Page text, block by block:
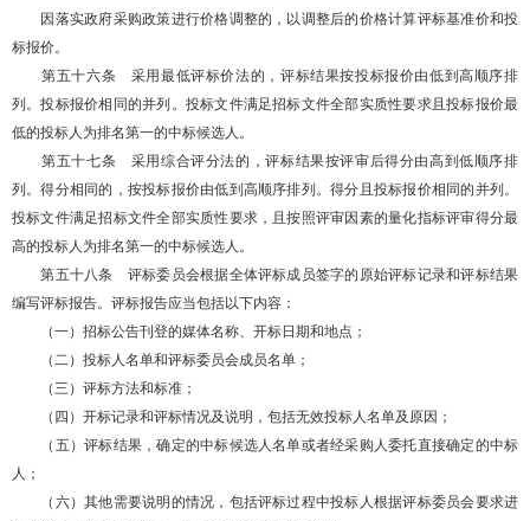
因落实政府采购政策进行价格调整的，以调整后的价格计算评标基准价和投
标报价。
第五十六条 采用最低评标价法的，评标结果按投标报价由低到高顺序排
列。投标报价相同的并列。投标文件满足招标文件全部实质性要求且投标报价最
低的投标人为排名第一的中标候选人。
第五十七条 采用综合评分法的，评标结果按评审后得分由高到低顺序排
列。得分相同的，按投标报价由低到高顺序排列。得分且投标报价相同的并列。
投标文件满足招标文件全部实质性要求，且按照评审因素的量化指标评审得分最
高的投标人为排名第一的中标候选人。
第五十八条 评标委员会根据全体评标成员签字的原始评标记录和评标结果
编写评标报告。评标报告应当包括以下内容：
（一）招标公告刊登的媒体名称、开标日期和地点；
（二）投标人名单和评标委员会成员名单；
（三）评标方法和标准；
（四）开标记录和评标情况及说明，包括无效投标人名单及原因；
（五）评标结果，确定的中标候选人名单或者经采购人委托直接确定的中标
人；
（六）其他需要说明的情况，包括评标过程中投标人根据评标委员会要求进